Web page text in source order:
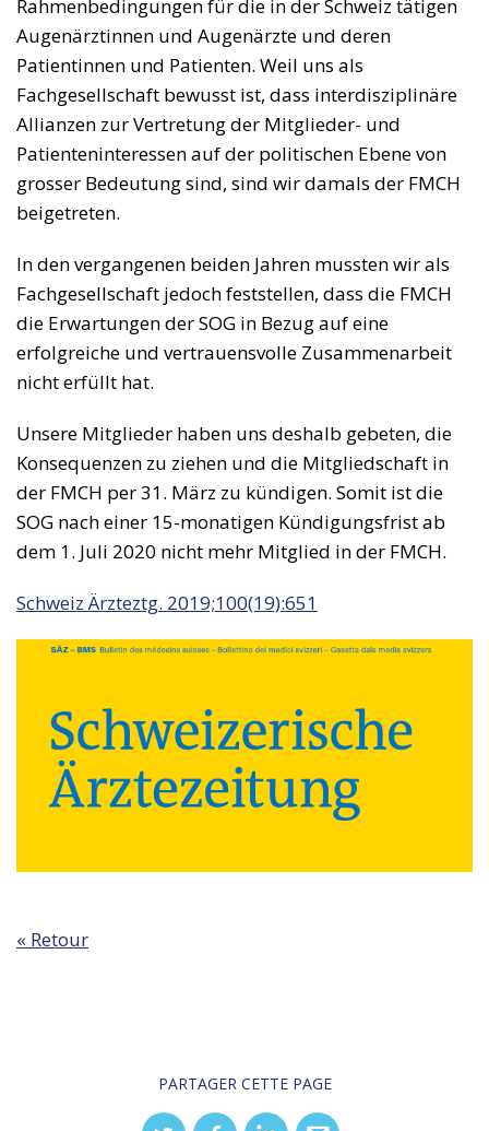
Rahmenbedingungen für die in der Schweiz tätigen
Augenärztinnen und Augenärzte und deren
Patientinnen und Patienten. Weil uns als
Fachgesellschaft bewusst ist, dass interdiszi­plinäre
Allianzen zur Vertretung der Mitglieder- und
Patienteninteressen auf der politischen Ebene von
grosser Bedeutung sind, sind wir damals der FMCH
beigetreten.
In den vergangenen beiden Jahren mussten wir als
Fachgesellschaft jedoch feststellen, dass die FMCH
die Erwartungen der SOG in Bezug auf eine
erfolgreiche und vertrauensvolle Zusammenarbeit
nicht erfüllt hat.
Unsere Mitglieder haben uns deshalb gebeten, die
Konsequenzen zu ziehen und die Mitgliedschaft in
der FMCH per 31. März zu kündigen. Somit ist die
SOG nach einer 15-monatigen Kündigungsfrist ab
dem 1. Juli 2020 nicht mehr Mitglied in der FMCH.
Schweiz Ärzteztg. 2019;100(19):651
« Retour
PARTAGER CETTE PAGE